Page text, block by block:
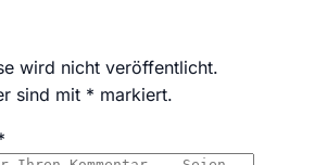
wird nicht veröffentlicht.
sind mit * markiert.